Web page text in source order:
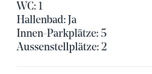
WC: 1
Hallenbad: Ja
Innen-Parkplätze: 5
Aussenstellplätze: 2